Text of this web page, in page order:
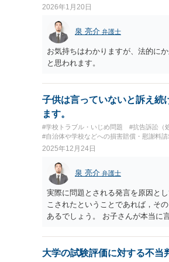
2026年1月20日
泉 亮介 弁護士
お気持ちはわかりますが、法的に
と思われます。
子供は言っていないと訴え続
ます。
#学校トラブル・いじめ問題 #抗告訴訟（
#自治体や学校などへの損害賠償・慰謝料請
2025年12月24日
泉 亮介 弁護士
実際に問題とされる発言を原因と
こされたということであれば，そ
あるでしょう。 お子さんが本当に
大学の試験評価に対する不当